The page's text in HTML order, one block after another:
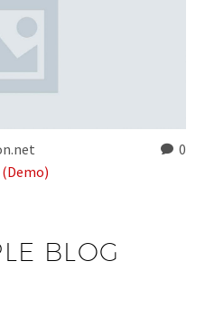
0
BLOG